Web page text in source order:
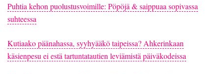
Puhtia kehon puolustusvoimille: Pöpöjä & saippuaa sopivassa
suhteessa
Kutiaako päänahassa, syyhyääkö taipeissa? Ahkerinkaan
käsienpesu ei estä tartuntatautien leviämistä päiväkodeissa